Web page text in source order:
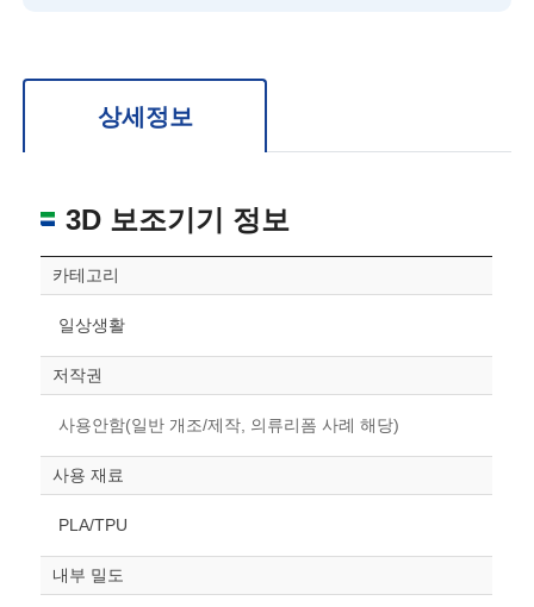
위치 이동: 우측 드래그
상세정보
3D 보조기기 정보
카테고리
일상생활
저작권
사용안함(일반 개조/제작, 의류리폼 사례 해당)
사용 재료
PLA/TPU
내부 밀도